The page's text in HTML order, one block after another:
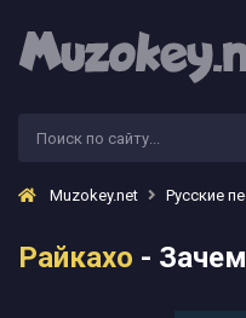
Muzokey.net Русские
Райкахо -